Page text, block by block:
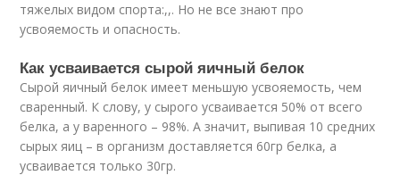
тяжелых видом спорта:,,. Но не все знают про
усвояемость и опасность.
Как усваивается сырой яичный белок
Сырой яичный белок имеет меньшую усвояемость, чем
сваренный. К слову, у сырого усваивается 50% от всего
белка, а у варенного – 98%. А значит, выпивая 10 средних
сырых яиц – в организм доставляется 60гр белка, а
усваивается только 30гр.